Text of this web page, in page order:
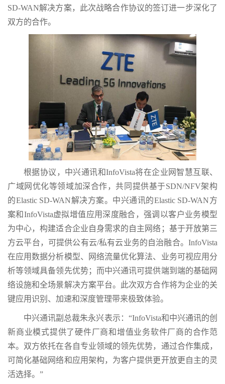
SD-WAN解决方案，此次战略合作协议的签订进一步深化了
双方的合作。
根据协议，中兴通讯和InfoVista将在企业网智慧互联、
广域网优化等领域加深合作，共同提供基于SDN/NFV架构
的Elastic SD-WAN解决方案。中兴通讯的Elastic SD-WAN方
案和InfoVista虚拟增值应用深度融合，强调以客户业务模型
为中心，构建适合企业自身需求的自主网络；基于开放第三
方云平台，可提供公有云/私有云业务的自治融合。InfoVista
在应用数据分析模型、网络流量优化算法、业务可视应用分
析等领域具备领先优势；而中兴通讯可提供端到端的基础网
络设施和全场景解决方案平台。此次双方合作将为企业的关
键应用识别、加速和深度管理带来极致体验。
中兴通讯副总裁朱永兴表示：“InfoVista和中兴通讯的创
新商业模式提供了硬件厂商和增值业务软件厂商的合作范
本。双方依托在各自专业领域的领先优势，通过合作集成，
可简化基础网络和应用架构，为客户提供更开放更自主的灵
活选择。”